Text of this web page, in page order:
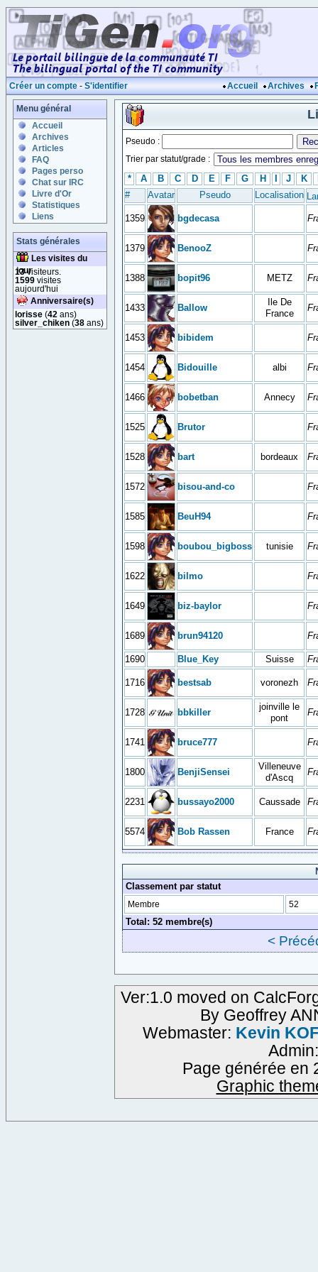
Créer un compte - S'identifier Accueil Archives
Menu général
Accueil
Archives
Articles
FAQ
Pages perso
Chat sur IRC
Livre d'Or
Statistiques
Liens
Stats générales
Les visites du
jour
13visiteurs.
1599 visites
aujourd'hui
Anniversaire(s)
lorisse (42 ans)
silver_chiken (38 ans)
Pseudo :
Trier par statut/grade :
* A B C D E F G H J K
#
Avatar Pseudo Localisation
1359 bgdecasa
1379 BenooZ
1388 bopit96 METZ
1433 Ballow
Ile De
France
1453 bibidem
1454 Bidouille albi
1466 bobetban Annecy
1525 Brutor
1528 bart bordeaux
1572 bisou-and-co
1585 BeuH94
1598 boubou_bigboss tunisie
1622 bilmo
1649 biz-baylor
1689 brun94120
1690 Blue_Key Suisse
1716 bestsab voronezh
1728 bbkiller
joinville le
pont
1741 bruce777
1800 BenjiSensei
Villeneuve
d'Ascq
2231 bussayo2000 Caussade
5574 Bob Rassen France
Classement par statut
Membre 52
Total: 52 membre(s)
<
Ver:1.0 moved on
By Geoffrey
Webmaster: Kevin
Page générée en
Graphic